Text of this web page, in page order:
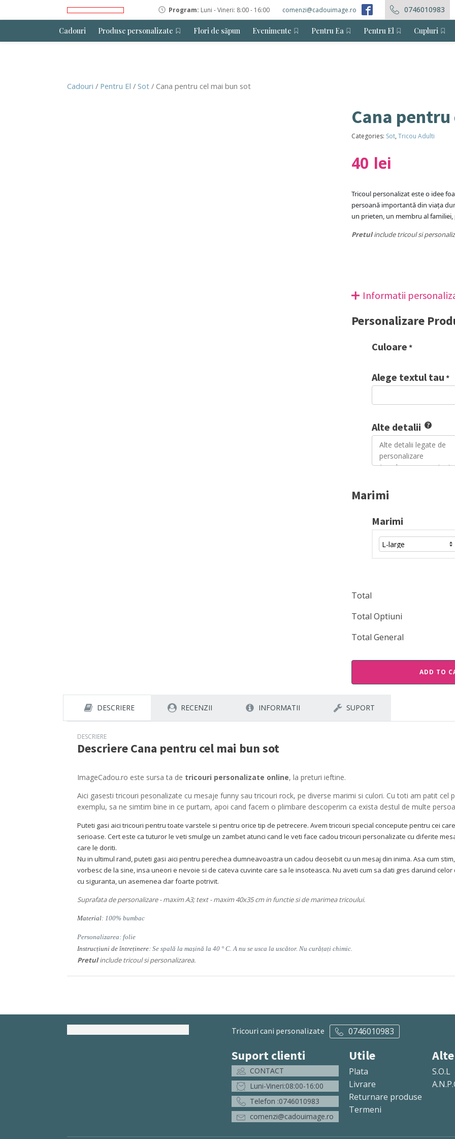
Program: Luni - Vineri: 8:00 - 16:00 comenzi@cadouimage.ro 0746010983
Cadouri Produse personalizate Flori de săpun Evenimente Pentru Ea Pentru El Cupluri
Cadouri / Pentru El / Sot / Cana pentru cel mai bun sot
Cana
Categories: Sot, Tricou Adulti
40 lei
Tricoul personalizat este o idee
persoană importantă din viața
un prieten, un membru al
Pretulinclude tricoul si
Informatii
Personalizare
Culoare *
Alege textul tau *
Alte detalii
Marimi
Marimi
Total
Total Optiuni
Total General
ADD TO
DESCRIERE RECENZII INFORMATII SUPORT
DESCRIERE
DescriereCana pentru cel mai bun sot
ImageCadou.ro este sursa ta de tricouri personalizate online, la preturi ieftine.
Aici gasesti tricouri pesonalizate cu mesaje funny sau tricouri rock, pe diverse marimi si culori. Cu toti am patit cel
exemplu, sa ne simtim bine in ce purtam, apoi cand facem o plimbare descoperim ca exista destul de multe
Puteti gasi aici tricouri pentru toate varstele si pentru orice tip de petrecere. Avem tricouri special concepute pentru cei
serioase. Cert este ca tuturor le veti smulge un zambet atunci cand le veti face cadou tricouri personalizate cu diferite
care le doriti.
Nu in ultimul rand, puteti gasi aici pentru perechea dumneavoastra un cadou deosebit cu un mesaj din inima. Asa cum
vorbesc de la sine, insa uneori e nevoie si de cateva cuvinte care sa le insoteasca. Nu aveti cum sa dati gres daruind
cu siguranta, un asemenea dar foarte potrivit.
Suprafata de personalizare - maxim A3; text - maxim 40x35 cm in functie si de marimea tricoului.
Material: 100% bumbac
Personalizarea: folie
Instrucțiuni de întreținere: Se spală la mașină la 40 ° C. A nu se usca la uscător. Nu curățați chimic.
Pretulinclude tricoul si personalizarea.
Tricouri cani personalizate 0746010983
Suport clienti
CONTACT
Luni-Vineri:08:00-16:00
Telefon :0746010983
comenzi@cadouimage.ro
Utile
Plata
Livrare
Returnare produse
Termeni
S.O.L